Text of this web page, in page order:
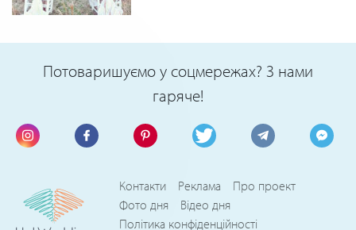
Потоваришуємо у соцмережах? З нами
гаряче!
Контакти Реклама
Про проект
Фото дня
Відео дня
Політика конфіденційності